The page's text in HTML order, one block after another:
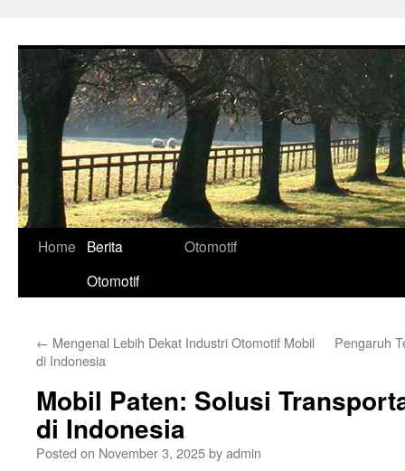
Home
Berita
Otomotif
Otomotif
← Mengenal Lebih Dekat Industri Otomotif Mobil
di Indonesia
Pengaruh
Mobil Paten: Solusi
di Indonesia
Posted on November 3, 2025byadmin